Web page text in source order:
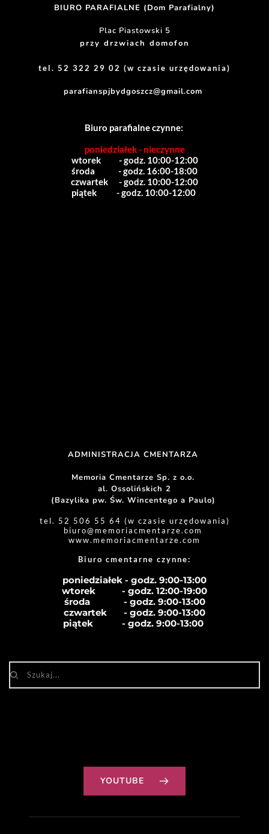
BIURO PARAFIALNE (Dom Parafialny)
Plac Piastowski 5
przy drzwiach domofon
tel. 52 322 29 02 (w czasie urzędowania)
parafianspjbydgoszcz@gmail.com
Biuro parafialne czynne:
poniedziałek - nieczynne
wtorek          - godz. 10:00-12:00
środa             - godz. 16:00-18:00
czwartek      - godz. 10:00-12:00
piątek           - godz. 10:00-12:00
ADMINISTRACJA CMENTARZA
Memoria Cmentarze Sp. z o.o.
al. Ossolińskich 2
(Bazylika pw. Św. Wincentego a Paulo)
tel. 52 506 55 64 (w czasie urzędowania)
biuro@memoriacmentarze.com
www.memoriacmentarze.com
Biuro cmentarne czynne:
poniedziałek - godz. 9:00-13:00
wtorek           - godz. 12:00-19:00
środa              - godz. 9:00-13:00
czwartek       - godz. 9:00-13:00
piątek            - godz. 9:00-13:00
YOUTUBE